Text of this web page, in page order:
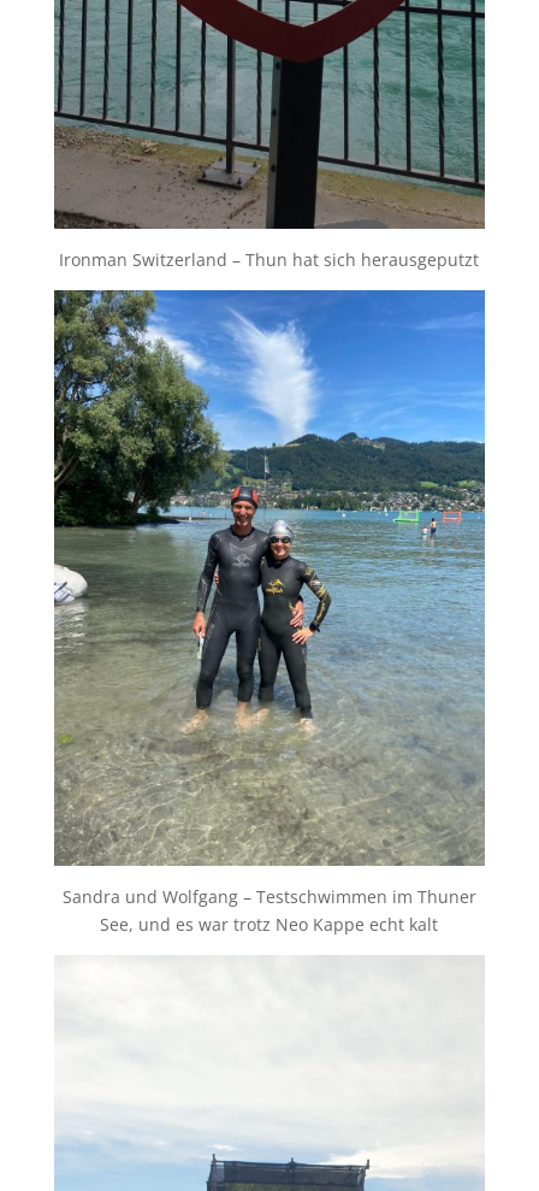
Ironman Switzerland – Thun hat sich herausgeputzt
Sandra und Wolfgang – Testschwimmen im Thuner
See, und es war trotz Neo Kappe echt kalt